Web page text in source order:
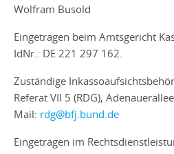
Wolfram Busold
Eingetragen beim Amtsgericht
IdNr.: DE 221 297 162.
Zuständige
Referat VII 5 (RDG),
Mail: rdg@bfj.bund.de
Eingetragen im